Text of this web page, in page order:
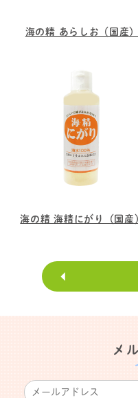
海の精 あらしお（国産）
海の精 海精にがり（国産
メ